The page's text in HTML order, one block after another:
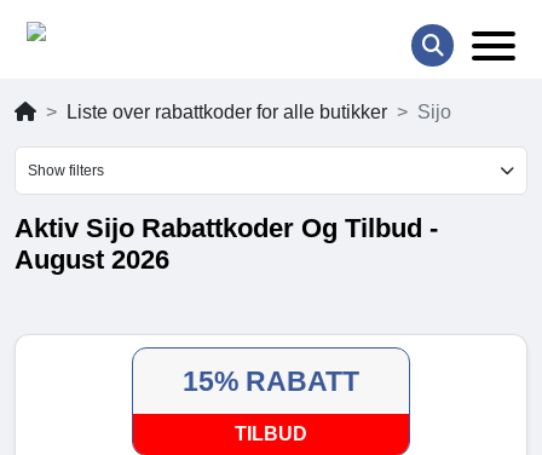
Liste over rabattkoder for alle butikker Sijo
Show filters
Aktiv Sijo Rabattkoder Og Tilbud -
August 2026
15% RABATT
TILBUD